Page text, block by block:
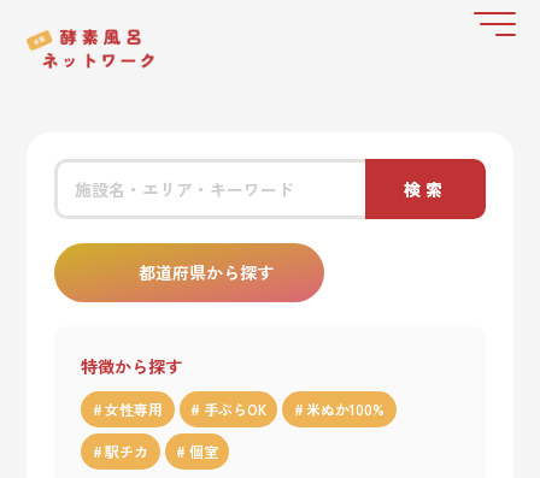
検索
都道府県から探す
特徴から探す
女性専用 手ぶらOK 米ぬか100%
駅チカ 個室